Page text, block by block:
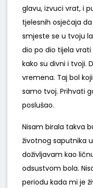
glavu, izvuci vrat, i
tjelesnih osjećaja
smjeste se u tvoju
dio po dio tijela vrati
kako su divni i tvoji.
vremena. Taj bol
samo tvoj. Prihvati
poslušao.
Nisam birala takva
životnog saputnika
doživljavam kao
odsustvom bola.
periodu kada mi je